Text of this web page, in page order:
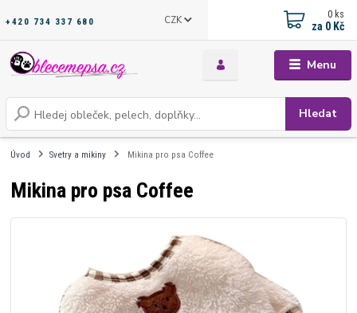
Menu
CZK
Hledat
+420 734 337 680
0 ks
za 0 Kč
Úvod Svetry a mikiny Mikina pro psa Coffee
Mikina pro psa Coffee